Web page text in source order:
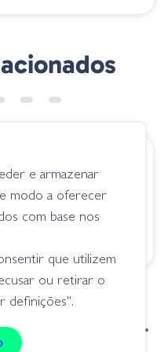
Bateria PoweryMax
PowerKit PX5
de reclamações
e armazenar
modo a oferecer
com base nos
que utilizem
ou retirar o
definições".